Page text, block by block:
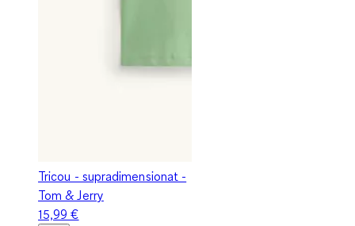
Tricou - supradimensionat -
Tom & Jerry
15,99 €